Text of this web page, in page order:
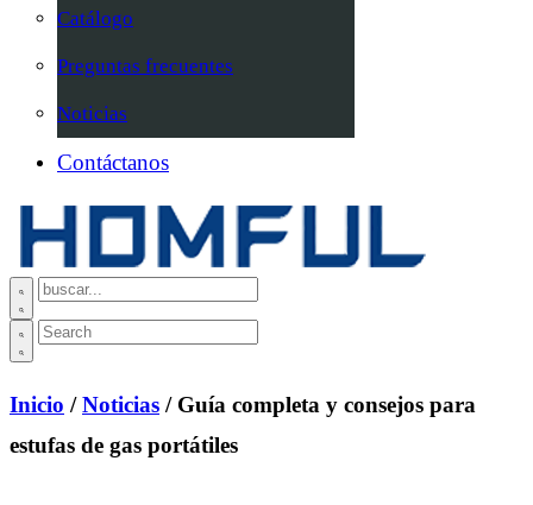
Catálogo
Preguntas frecuentes
Noticias
Contáctanos
Inicio /Noticias / Guía completa y consejos para
estufas de gas portátiles